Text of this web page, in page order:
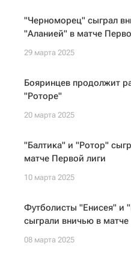
"Черноморец" сыграл
"Аланией" в матче
29 марта 2025
Бояринцев продолжит
"Роторе"
20 марта 2025
"Балтика" и "Ротор"
матче Первой лиги
10 марта 2025
Футболисты "Енисея" и
сыграли вничью в
08 марта 2025